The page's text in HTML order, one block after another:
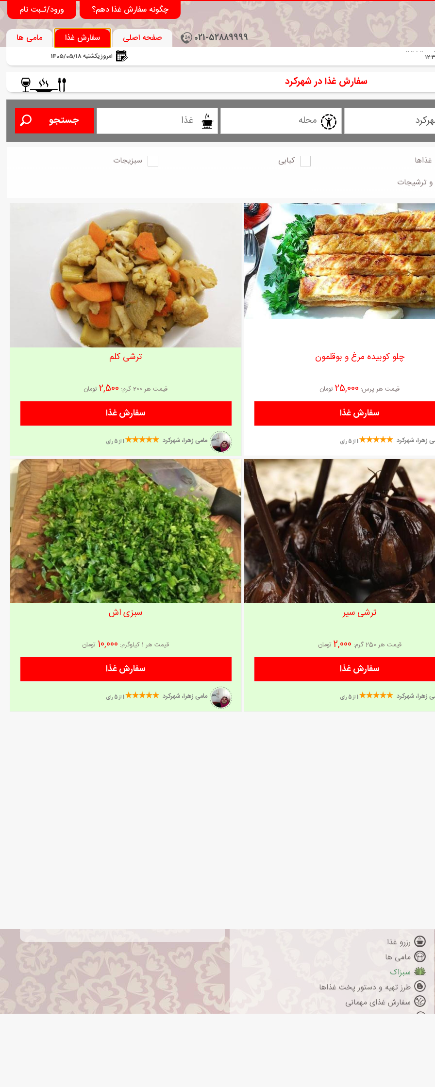
ورود/ثـبت نام چگونه سفارش غذا دهم؟
مامی ها سفارش غذا صفحه اصلی 021-52889999
امروز یکشنبه 1405/05/18
سفارش غذا در شهرکرد
کبابی
سبزیجات
ترشیجات
چلو کوبیده مرغ و بوقلمون
قیمت هرپرس:
25,000 تومان
سفارش غذا
زهرا، شهرکرد 1 از 5 رای
ترشی کلم
قیمت هر200 گرم :
2,500 تومان
سفارش غذا
مامی زهرا، شهرکرد 1 از 5 رای
ترشی سیر
قیمت هر 250 گرم :
2,000تومان
سفارش غذا
زهرا، شهرکرد 1 از 5 رای
سبزی اش
قیمت هر 1 کیلوگرم :
10,000 تومان
سفارش غذا
مامی زهرا، شهرکرد 1 از 5 رای
رزرو غذا
مامی ها
سبزاک
طرز تهیه و دستور پخت غذاها
سفارش غذای مهمانی